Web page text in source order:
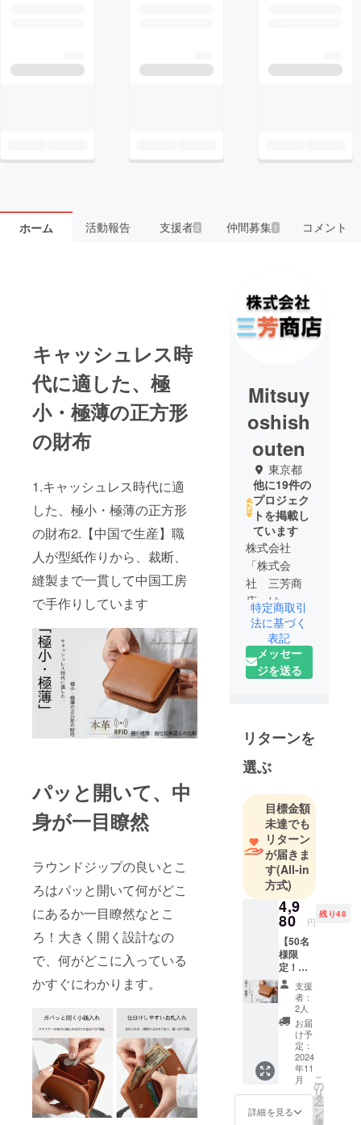
ホーム 活動報告 支援者 2 仲間募集 1 コメント
キャッシュレス時
代に適した、極
小・極薄の正方形
の財布
1.キャッシュレス時代に適
した、極小・極薄の正方形
の財布2.【中国で生産】職
人が型紙作りから、裁断、
縫製まで一貫して中国工房
で手作りしています
パッと開いて、中
身が一目瞭然
ラウンドジップの良いとこ
ろはパッと開いて何がどこ
にあるか一目瞭然なとこ
ろ！大きく開く設計なの
で、何がどこに入っている
かすぐにわかります。
Mitsuy
oshish
outen
東京都
他に19件の
プロジェク
トを掲載し
ています
株式会社
「株式会
社 三芳商
店」は、
「鮮やか
（あざや
か）で彩り
（いろど
ちの生活を
変化させて
くれる「価
値」や
「サービ
ス」をお客
様にご提案
していきま
す。 お客様
本位、サー
ビス第一。
商品の品
質、対応の
速さには自
信がござい
特定商取引
法に基づく
表記
メッセー
ジを送る
リターンを
選ぶ
目標金額
未達でも
リターン
が届きま
す(All-in
方式)
4,9
80 円
残り48
【50名
様限
定！超
早割】
ミニ財
布 全2
色 ※
送料：
送料込
み（※海
外から
の商品
輸入に
伴う関
税·消費
支援
者：
2人
お届
け予
定：
2024
年11
月
詳細を見る
こ
の
リ
タ
ー
ン
を